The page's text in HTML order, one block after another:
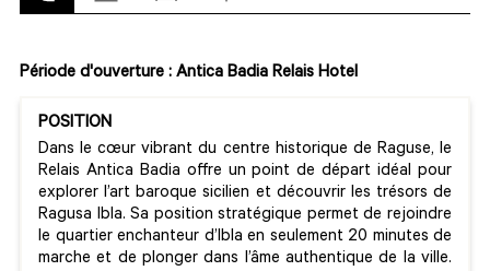
Période d'ouverture : Antica Badia Relais Hotel
POSITION
Dans le cœur vibrant du centre historique de Raguse, le
Relais Antica Badia offre un point de départ idéal pour
explorer l’art baroque sicilien et découvrir les trésors de
Ragusa Ibla. Sa position stratégique permet de rejoindre
le quartier enchanteur d’Ibla en seulement 20 minutes de
marche et de plonger dans l’âme authentique de la ville.